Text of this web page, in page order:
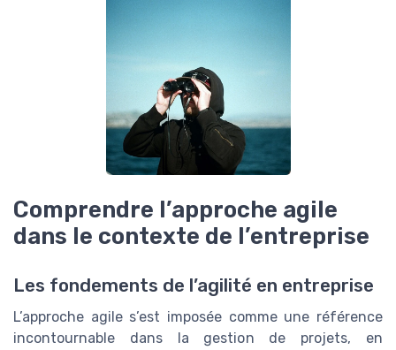
Comprendre l’approche agile
dans le contexte de l’entreprise
Les fondements de l’agilité en entreprise
L’approche agile s’est imposée comme une référence
incontournable dans la gestion de projets, en